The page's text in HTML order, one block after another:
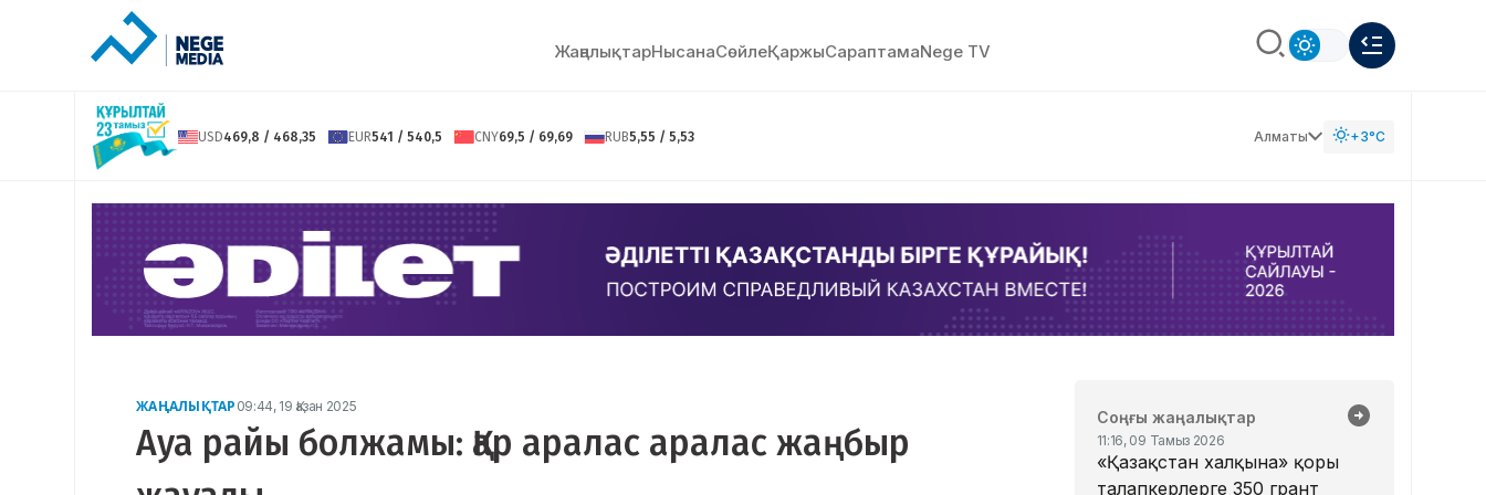
ЖаңалықтарНысанаСөйлeҚаржыСараптамаNege TV
USD469,8 / 468,35 EUR541 / 540,5 CNY69,5 / 69,69 RUB5,55 / 5,53 Алматы +3°C
ЖАҢАЛЫҚТАР 09:44, 19 Қазан 2025
Ауа райы болжамы: Қар аралас аралас жаңбыр
Соңғы жаңалықтар
11:16, 09 Тамыз 2026
«Қазақстан халқына» қоры
талапкерлерге 350 грант